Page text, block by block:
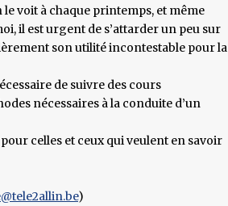
voit à chaque printemps, et même
il est urgent de s’attarder un peu sur
son utilité incontestable pour la
de suivre des cours
nécessaires à la conduite d’un
celles et ceux qui veulent en savoir
)